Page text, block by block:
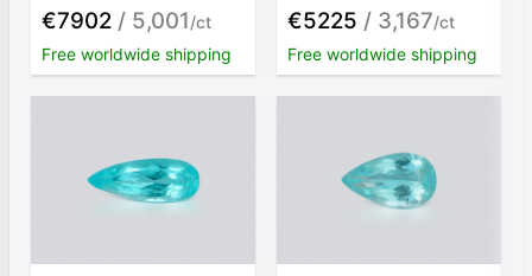
€7902 / 5,001/ct
Free worldwide shipping
€5225 / 3,167/ct
Free worldwide shipping